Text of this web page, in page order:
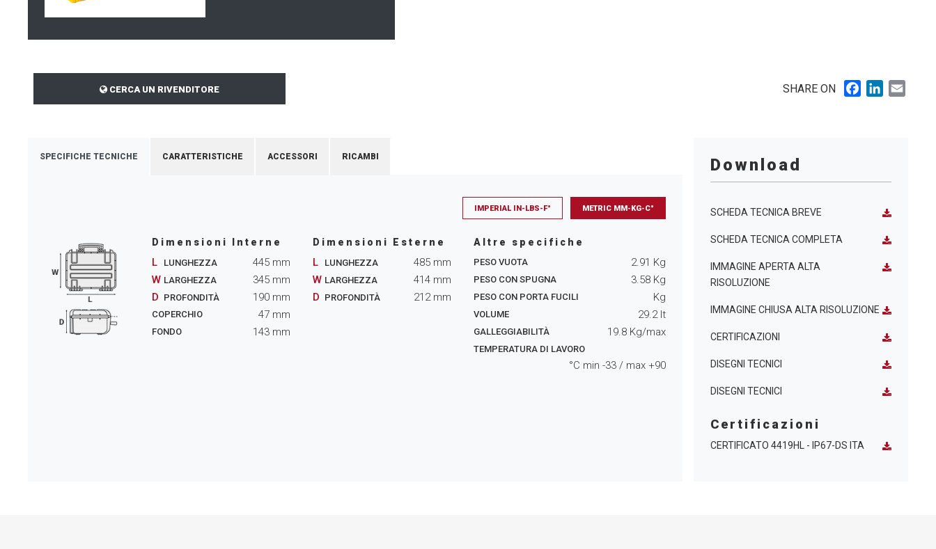
CERCA UN RIVENDITORE SHARE ON Facebook
LinkedIn
SPECIFICHE TECNICHE CARATTERISTICHE ACCESSORI RICAMBI
IMPERIAL IN-LBS-F° METRIC MM-KG-C°
Dimensioni Interne
L LUNGHEZZA 445mm
W LARGHEZZA 345mm
D PROFONDITÀ 190mm
COPERCHIO 47mm
FONDO 143mm
Dimensioni Esterne
L LUNGHEZZA 485mm
W LARGHEZZA 414mm
D PROFONDITÀ 212mm
Altre specifiche
PESO VUOTA 2.91 Kg
PESO CON SPUGNA 3.58Kg
PESO CON PORTA FUCILI Kg
VOLUME 29.2lt
GALLEGGIABILITÀ 19.8Kg/max
TEMPERATURA DI LAVORO
°C min -33/ max +90
Download
SCHEDA TECNICA BREVE
SCHEDA TECNICA COMPLETA
IMMAGINE APERTA ALTA
RISOLUZIONE
IMMAGINE CHIUSA ALTA RISOLUZIONE
CERTIFICAZIONI
DISEGNI TECNICI
DISEGNI TECNICI
Certificazioni
CERTIFICATO 4419HL - IP67-DS ITA